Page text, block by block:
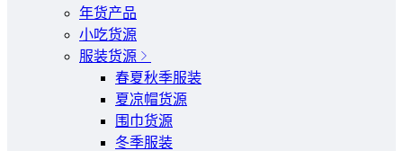
年货产品
小吃货源
服装货源
春夏秋季服装
夏凉帽货源
围巾货源
冬季服装